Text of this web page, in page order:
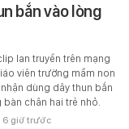
bắn vào lòng
lan truyền trên mạng
viên trường mầm non
dùng dây thun bắn
chân hai trẻ nhỏ.
6 giờ trước